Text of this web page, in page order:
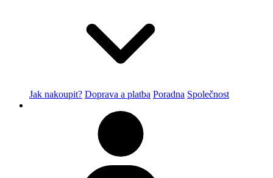
Jak nakoupit? Doprava a platba Poradna Společnost